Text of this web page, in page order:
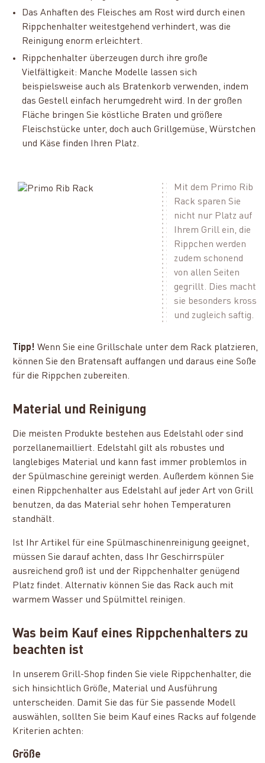
Das Anhaften des Fleisches am Rost wird durch einen
Rippchenhalter weitestgehend verhindert, was die
Reinigung enorm erleichtert.
Rippchenhalter überzeugen durch ihre große
Vielfältigkeit: Manche Modelle lassen sich
beispielsweise auch als Bratenkorb verwenden, indem
das Gestell einfach herumgedreht wird. In der großen
Fläche bringen Sie köstliche Braten und größere
Fleischstücke unter, doch auch Grillgemüse, Würstchen
und Käse finden Ihren Platz.
Mit dem Primo Rib
Rack sparen Sie
nicht nur Platz auf
Ihrem Grill ein, die
Rippchen werden
zudem schonend
von allen Seiten
gegrillt. Dies macht
sie besonders kross
und zugleich saftig.
Tipp! Wenn Sie eine Grillschale unter dem Rack platzieren,
können Sie den Bratensaft auffangen und daraus eine Soße
für die Rippchen zubereiten.
Material und Reinigung
Die meisten Produkte bestehen aus Edelstahl oder sind
porzellanemailliert. Edelstahl gilt als robustes und
langlebiges Material und kann fast immer problemlos in
der Spülmaschine gereinigt werden. Außerdem können Sie
einen Rippchenhalter aus Edelstahl auf jeder Art von Grill
benutzen, da das Material sehr hohen Temperaturen
standhält.
Ist Ihr Artikel für eine Spülmaschinenreinigung geeignet,
müssen Sie darauf achten, dass Ihr Geschirrspüler
ausreichend groß ist und der Rippchenhalter genügend
Platz findet. Alternativ können Sie das Rack auch mit
warmem Wasser und Spülmittel reinigen.
Was beim Kauf eines Rippchenhalters zu
beachten ist
In unserem Grill-Shop finden Sie viele Rippchenhalter, die
sich hinsichtlich Größe, Material und Ausführung
unterscheiden. Damit Sie das für Sie passende Modell
auswählen, sollten Sie beim Kauf eines Racks auf folgende
Kriterien achten:
Größe